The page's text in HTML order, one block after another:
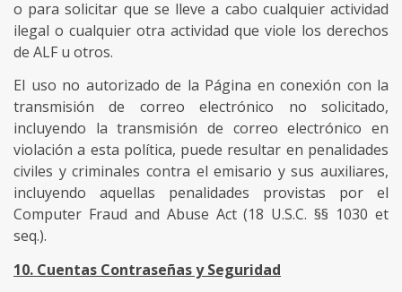
o para solicitar que se lleve a cabo cualquier actividad
ilegal o cualquier otra actividad que viole los derechos
de ALF u otros.
El uso no autorizado de la Página en conexión con la
transmisión de correo electrónico no solicitado,
incluyendo la transmisión de correo electrónico en
violación a esta política, puede resultar en penalidades
civiles y criminales contra el emisario y sus auxiliares,
incluyendo aquellas penalidades provistas por el
Computer Fraud and Abuse Act (18 U.S.C. §§ 1030 et
seq.).
10. Cuentas Contraseñas y Seguridad